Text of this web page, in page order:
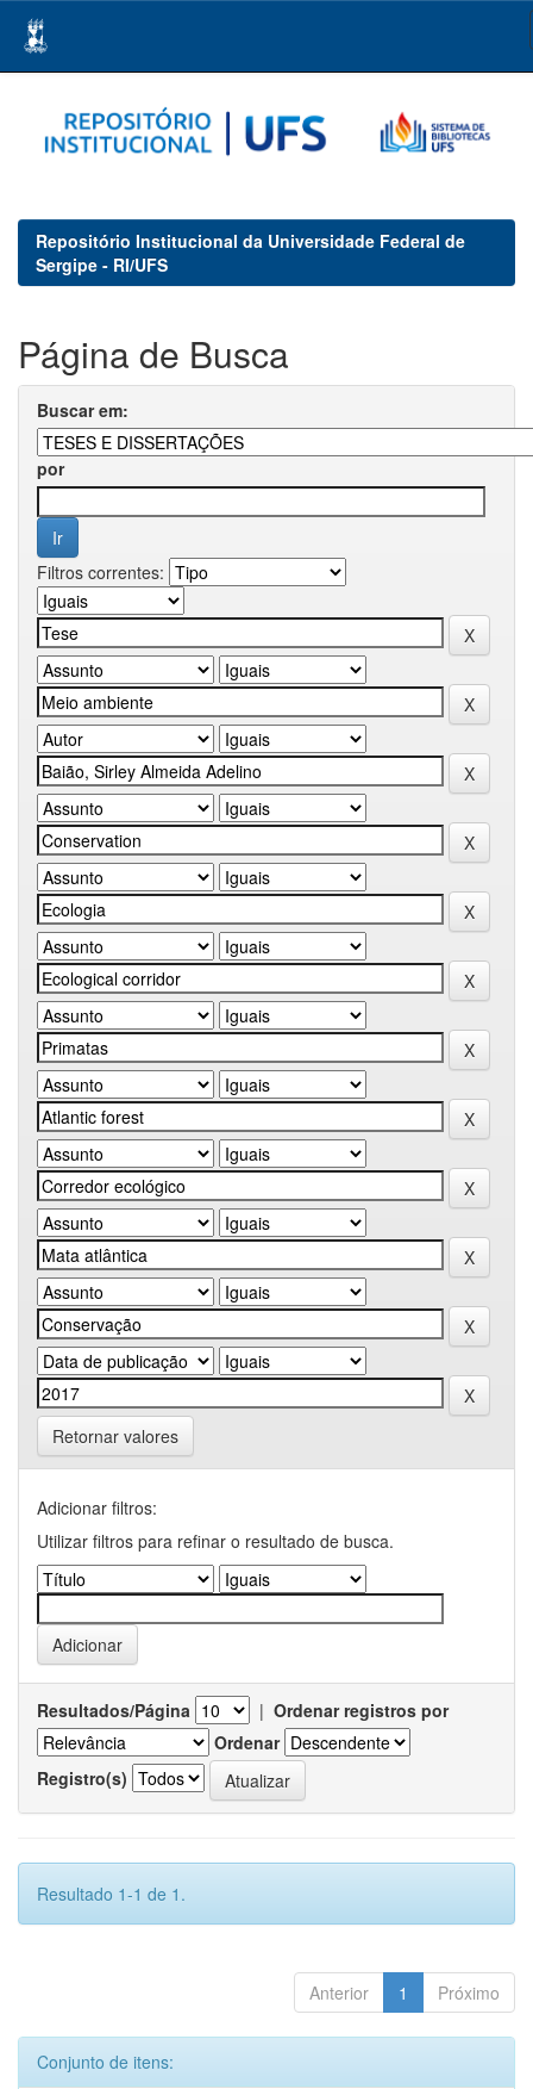
navigation
Repositório Institucional da Universidade Federal de
Sergipe - RI/UFS
Página de Busca
Buscar em:
por
Filtros correntes:
Retornar valores
Adicionar filtros:
Utilizar filtros para refinar o resultado de busca.
Resultados/Página | Ordenar registros por
Ordenar
Registro(s)
Resultado 1-1 de 1.
Anterior 1 Próximo
Conjunto de itens: